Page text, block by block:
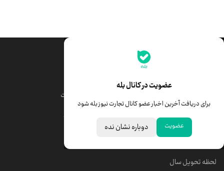
عضویت در کانال بله
برای دریافت آخرین اخبار عضو کانال تجارت نیوز بله شود
عضویت دوباره نشان نده
جدیدترین قیمت‌ها
قیمت درهم امارات
خبرهای مهم
لحظه تحویل سال